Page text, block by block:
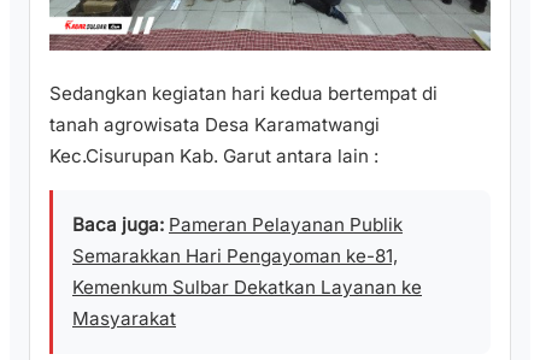
Sedangkan kegiatan hari kedua bertempat di
tanah agrowisata Desa Karamatwangi
Kec.Cisurupan Kab. Garut antara lain :
Baca juga: Pameran Pelayanan Publik
Semarakkan Hari Pengayoman ke-81,
Kemenkum Sulbar Dekatkan Layanan ke
Masyarakat